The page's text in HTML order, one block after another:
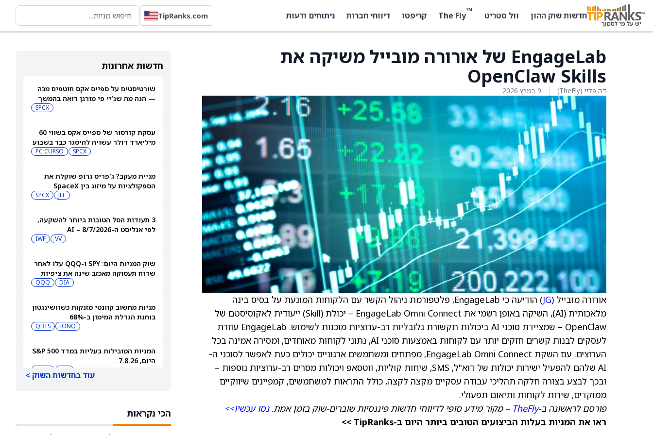
חדשות שוק ההון וול סטריט ™
The Fly קריפטו דיווחי חברות ניתוחים ודעות TipRanks.com
חדשות אחרונות
שורטיסטים על ספייס אקס חוטפים מכה
— הנה מה שג'יי פי מורגן רואה בהמשך
SPCX
עסקת קורסור של ספייס אקס בשווי 60
מיליארד דולר עשויה להיסגר כבר בשבוע
SPCX
PC:CURSO
מניית מעקב? ג'פריס גרופ שוקלת את
הספקולציות על מיזוג בין SpaceX
JEF
SPCX
3 תעודות הסל הטובות ביותר להשקעה,
לפי אנליסט ה-AI – 8/7/2026
VV
IWF
שוק המניות היום: SPY ו-QQQ עלו לאחר
שדוח תעסוקה מאכזב שינה את ציפיות
DIA
QQQ
מניות מחשוב קוונטי מזנקות כשוושינגטון
בוחנת הגדלת המימון ב-68%
IONQ
QBTS
המניות המובילות בעליות במדד S&P 500
היום, 7.8.26
(NASDAQ:PSKY) עלתה בכל זאת
עוד בחדשות השוק >
הכי נקראות
EngageLab של אורורה מובייל משיקה את
OpenClaw Skills
דה פליי (TheFly) 9 במרץ 2026
אורורה מובייל (JG
) הודיעה כי EngageLab, פלטפורמת ניהול הקשר עם הלקוחות המונעת על בסיס בינה
מלאכותית (AI), השיקה באופן רשמי את EngageLab Omni Connect – יכולת (Skill) ייעודית לאקוסיסטם של
OpenClaw – שמציידת סוכני AI ביכולות תקשורת גלובליות רב-ערוציות מוכנות לשימוש. EngageLab עוזרת
לעסקים לבנות קשרים חזקים יותר עם לקוחות באמצעות סוכני AI, נתוני לקוחות מאוחדים, ומסירה אמינה בכל
הערוצים. עם השקת EngageLab Omni Connect, מפתחים ומשתמשים ארגוניים יכולים כעת לאפשר לסוכני ה-
AI שלהם להפעיל ישירות יכולות של דוא"ל, SMS, שיחות קוליות, ווטסאפ ויכולות מסרים רב-ערוציות נוספות –
ובכך לבצע בצורה חלקה תהליכי עבודה עסקיים מקצה לקצה, כולל התראות למשתמשים, קמפיינים שיווקיים
ממוקדים, שירות לקוחות ותיאום תפעולי.
פורסם לראשונה ב-TheFly – מקור מידע סופי לדיווחי חדשות פיננסיות שוברים-שוק בזמן אמת.נסו עכשיו>>
ראו את המניות בעלות הביצועים הטובים ביותר היום ב-TipRanks >>